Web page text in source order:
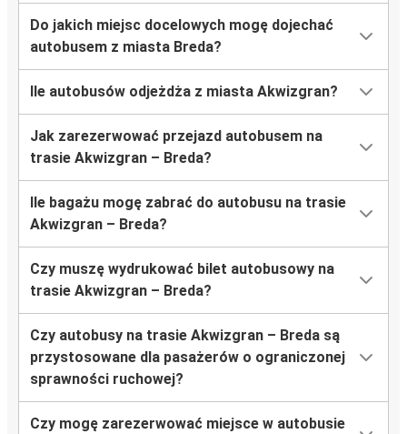
Do jakich miejsc docelowych mogę dojechać
autobusem z miasta Breda?
Ile autobusów odjeżdża z miasta Akwizgran?
Jak zarezerwować przejazd autobusem na
trasie Akwizgran – Breda?
Ile bagażu mogę zabrać do autobusu na trasie
Akwizgran – Breda?
Czy muszę wydrukować bilet autobusowy na
trasie Akwizgran – Breda?
Czy autobusy na trasie Akwizgran – Breda są
przystosowane dla pasażerów o ograniczonej
sprawności ruchowej?
Czy mogę zarezerwować miejsce w autobusie